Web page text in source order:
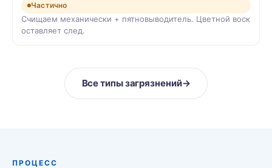
Частично
Счищаем механически + пятновыводитель. Цветной воск
оставляет след.
Все типы загрязнений→
ПРОЦЕСС